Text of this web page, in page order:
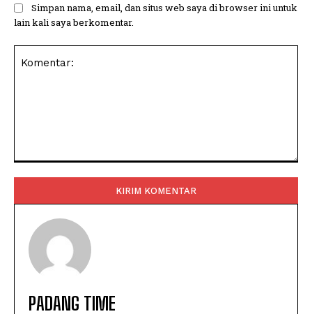
Simpan nama, email, dan situs web saya di browser ini untuk
lain kali saya berkomentar.
PADANG TIME